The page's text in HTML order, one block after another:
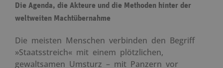
Die Agenda, die Akteure und die Methoden hinter der
weltweiten Machtübernahme
Die meisten Menschen verbinden den Begriff
»Staatsstreich« mit einem plötzlichen,
gewaltsamen Umsturz – mit Panzern vor